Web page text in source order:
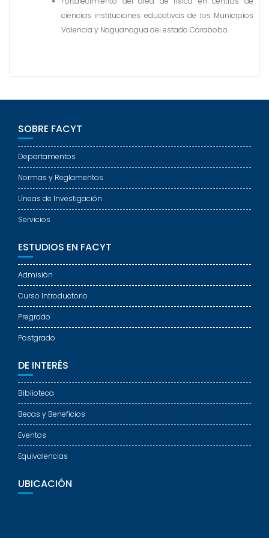
ciencias instituciones educativas de los Municipios
Valencia y Naguanagua del estado Carabobo.
SOBRE FACYT
Departamentos
Normas y Reglamentos
Líneas de Investigación
Servicios
ESTUDIOS EN FACYT
Admisión
Curso Introductorio
Pregrado
Postgrado
DE INTERÉS
Biblioteca
Becas y Beneficios
Eventos
Equivalencias
UBICACIÓN